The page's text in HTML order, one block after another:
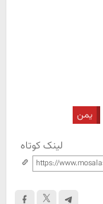
یمن
لینک کوتاه